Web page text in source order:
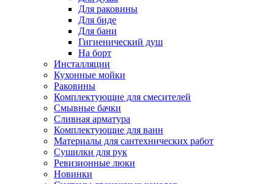
Для раковины
Для биде
Для бани
Гигиенический душ
На борт
Инсталляции
Кухонные мойки
Раковины
Комплектующие для смесителей
Смывные бачки
Сливная арматура
Комплектующие для ванн
Материалы для сантехнических работ
Сушилки для рук
Ревизионные люки
Новинки